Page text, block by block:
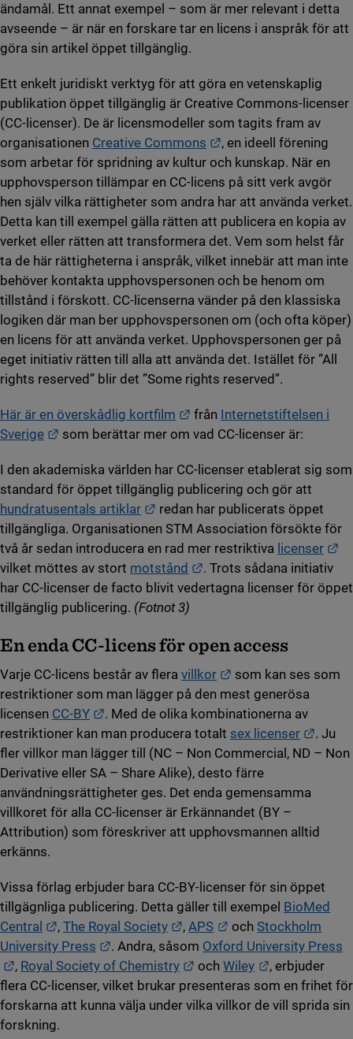
ändamål. Ett annat exempel – som är mer relevant i detta
avseende – är när en forskare tar en licens i anspråk för att
göra sin artikel öppet tillgänglig.
Ett enkelt juridiskt verktyg för att göra en vetenskaplig
publikation öppet tillgänglig är Creative Commons-licenser
(CC-licenser). De är licensmodeller som tagits fram av
organisationen Creative Commons Länk till annan
, en ideell förening
som arbetar för spridning av kultur och kunskap. När en
upphovsperson tillämpar en CC-licens på sitt verk avgör
hen själv vilka rättigheter som andra har att använda verket.
Detta kan till exempel gälla rätten att publicera en kopia av
verket eller rätten att transformera det. Vem som helst får
ta de här rättigheterna i anspråk, vilket innebär att man inte
behöver kontakta upphovspersonen och be henom om
tillstånd i förskott. CC-licenserna vänder på den klassiska
logiken där man ber upphovspersonen om (och ofta köper)
en licens för att använda verket. Upphovspersonen ger på
eget initiativ rätten till alla att använda det. Istället för ”All
rights reserved” blir det ”Some rights reserved”.
Här är en överskådlig kortfilm Länk till annan webbplats.
från Internetstiftelsen i
Sverige
Länk till annan webbplats.
som berättar mer om vad CC-licenser är:
I den akademiska världen har CC-licenser etablerat sig som
standard för öppet tillgänglig publicering och gör att
hundratusentals artiklar
Länk till annan webbplats.
redan har publicerats öppet
tillgängliga. Organisationen STM Association försökte för
två år sedan introducera en rad mer restriktiva licenser
vilket möttes av stort motstånd Länk till annan
. Trots sådana initiativ
har CC-licenser de facto blivit vedertagna licenser för öppet
tillgänglig publicering. (Fotnot 3)
En enda CC-licens för open access
Varje CC-licens består av flera villkor Länk till annan
som kan ses som
restriktioner som man lägger på den mest generösa
licensen CC-BY Länk till annan webbplats.
. Med de olika kombinationerna av
restriktioner kan man producera totalt sex licenser Länk
. Ju
fler villkor man lägger till (NC – Non Commercial, ND – Non
Derivative eller SA – Share Alike), desto färre
användningsrättigheter ges. Det enda gemensamma
villkoret för alla CC-licenser är Erkännandet (BY –
Attribution) som föreskriver att upphovsmannen alltid
erkänns.
Vissa förlag erbjuder bara CC-BY-licenser för sin öppet
tillgägnliga publicering. Detta gäller till exempel BioMed
Central
Länk till annan webbplats.
,The Royal Society Länk till annan webbplats.
,APS Länk till annan
och Stockholm
University Press
Länk till annan webbplats.
. Andra, såsom Oxford University Press
Länk till annan webbplats.
, Royal Society of Chemistry Länk till annan webbplats.
ochWiley Länk till
, erbjuder
flera CC-licenser, vilket brukar presenteras som en frihet för
forskarna att kunna välja under vilka villkor de vill sprida sin
forskning.